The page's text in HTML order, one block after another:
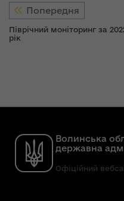
Попередня
Піврічний моніторинг за
рік
Волинська
державна
Офіційний